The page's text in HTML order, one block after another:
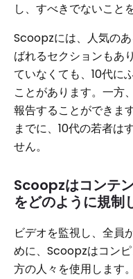
し、すべきでないこと
Scoopzには、人気の
ばれるセクションもあ
ていなくても、10代に
ことがあります。一方
報告することができま
までに、10代の若者は
せん。
Scoopzはコンテ
をどのように規制
ビデオを監視し、全員
めに、Scoopzはコン
方の人々を使用します。